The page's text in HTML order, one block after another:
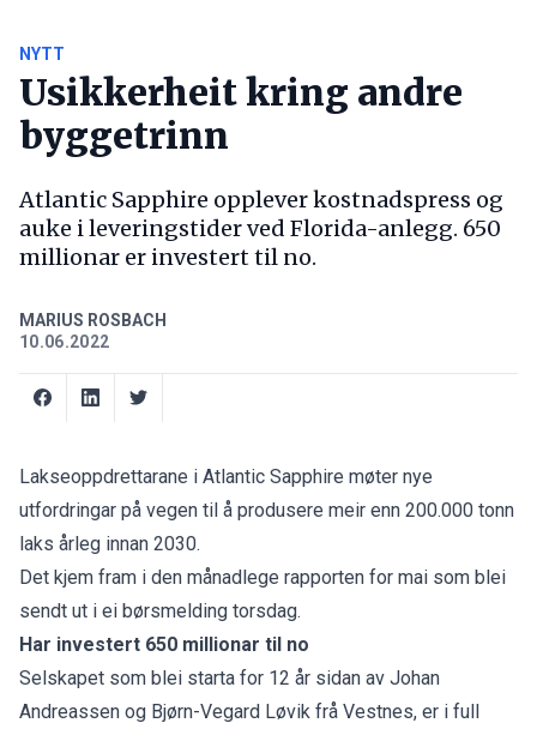
NYTT
Usikkerheit kring andre
byggetrinn
Atlantic Sapphire opplever kostnadspress og
auke i leveringstider ved Florida-anlegg. 650
millionar er investert til no.
MARIUS ROSBACH
10.06.2022
Lakseoppdrettarane i Atlantic Sapphire møter nye
utfordringar på vegen til å produsere meir enn 200.000 tonn
laks årleg innan 2030.
Det kjem fram i den månadlege rapporten for mai som blei
sendt ut i ei børsmelding torsdag.
Har investert 650 millionar til no
Selskapet som blei starta for 12 år sidan av Johan
Andreassen og Bjørn-Vegard Løvik frå Vestnes, er i full